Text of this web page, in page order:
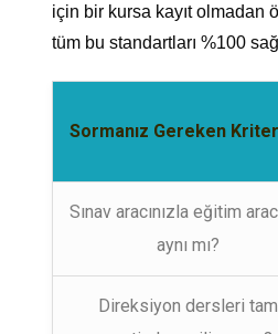
için bir kursa kayıt olmadan
tüm bu standartları %100
Sormanız Gereken Kriter
Sınav aracınızla eğitim
aynı mı?
Direksiyon dersleri tam